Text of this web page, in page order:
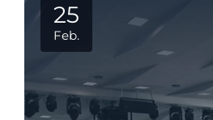
25
Feb.